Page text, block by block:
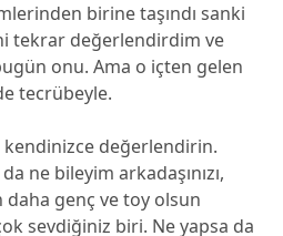
birine taşındı sanki
tekrar değerlendirdim ve
onu. Ama o içten gelen
tecrübeyle.
değerlendirin.
ne bileyim arkadaşınızı,
genç ve toy olsun
sevdiğiniz biri. Ne yapsa da